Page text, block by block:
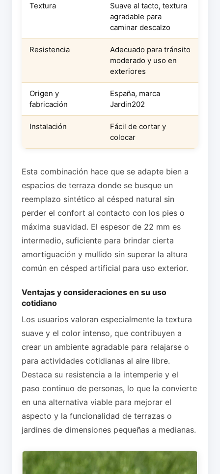
Textura
Suave al tacto, textura
agradable para
caminar descalzo
Resistencia
Adecuado para tránsito
moderado y uso en
exteriores
Origen y
fabricación
España, marca
Jardin202
Instalación
Fácil de cortar y
colocar
Esta combinación hace que se adapte bien a
espacios de terraza donde se busque un
reemplazo sintético al césped natural sin
perder el confort al contacto con los pies o
máxima suavidad. El espesor de 22 mm es
intermedio, suficiente para brindar cierta
amortiguación y mullido sin superar la altura
común en césped artificial para uso exterior.
Ventajas y consideraciones en su uso
cotidiano
Los usuarios valoran especialmente la textura
suave y el color intenso, que contribuyen a
crear un ambiente agradable para relajarse o
para actividades cotidianas al aire libre.
Destaca su resistencia a la intemperie y el
paso continuo de personas, lo que la convierte
en una alternativa viable para mejorar el
aspecto y la funcionalidad de terrazas o
jardines de dimensiones pequeñas a medianas.